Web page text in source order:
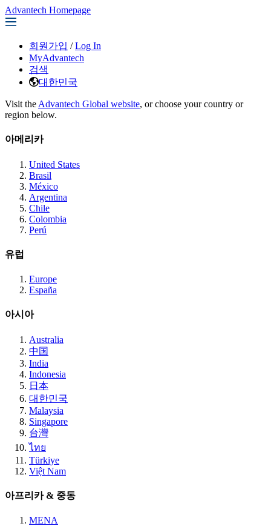
Advantech Homepage
회원가입 / Log In
MyAdvantech
검색
대한민국
Visit the Advantech Global website, or choose your country or
region below.
아메리카
United States
Brasil
México
Argentina
Chile
Colombia
Perú
유럽
Europe
España
아시아
Australia
中国
India
Indonesia
日本
대한민국
Malaysia
Singapore
台灣
ไทย
Türkiye
Việt Nam
아프리카 & 중동
MENA